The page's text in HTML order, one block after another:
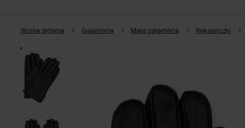
Strona główna Galanteria Mała galanteria Rękawiczki